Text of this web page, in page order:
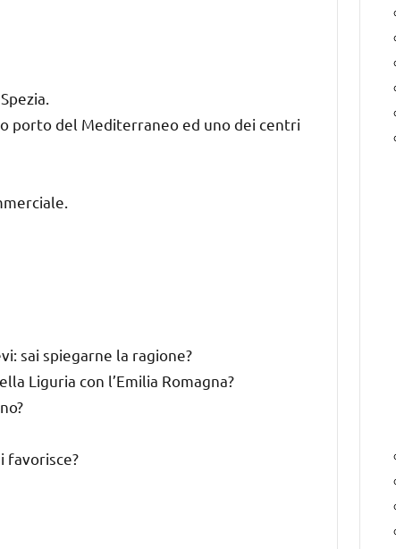
porto del Mediterraneo ed uno dei centri
sai spiegarne la ragione?
Liguria con l’Emilia Romagna?
favorisce?